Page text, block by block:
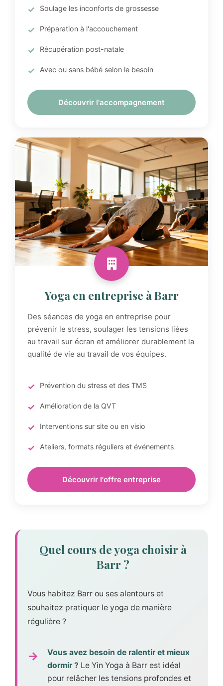
Soulage les inconforts de grossesse
Préparation à l'accouchement
Récupération post-natale
Avec ou sans bébé selon le besoin
Découvrir l'accompagnement
Yoga en entreprise à Barr
Des séances de yoga en entreprise pour
prévenir le stress, soulager les tensions liées
au travail sur écran et améliorer durablement la
qualité de vie au travail de vos équipes.
Prévention du stress et des TMS
Amélioration de la QVT
Interventions sur site ou en visio
Ateliers, formats réguliers et événements
Découvrir l'offre entreprise
Quel cours de yoga choisir à
Barr ?
Vous habitez Barr ou ses alentours et
souhaitez pratiquer le yoga de manière
régulière ?
Vous avez besoin de ralentir et mieux
dormir ? Le Yin Yoga à Barr est idéal
pour relâcher les tensions profondes et